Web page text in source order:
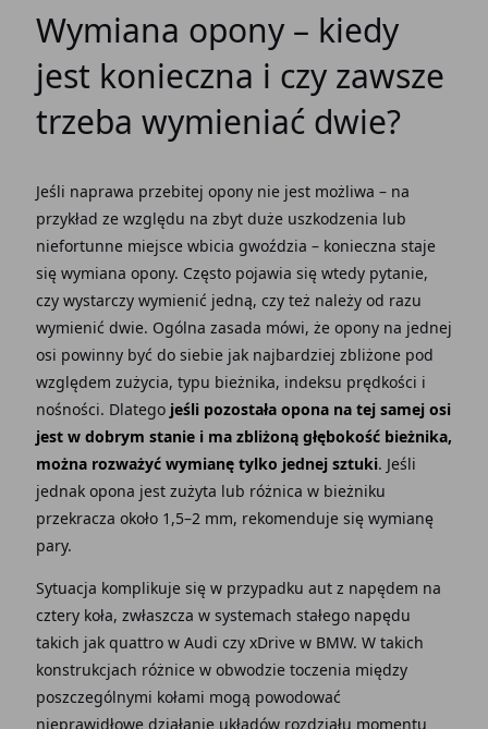
Wymiana opony – kiedy
jest konieczna i czy zawsze
trzeba wymieniać dwie?
Jeśli naprawa przebitej opony nie jest możliwa – na
przykład ze względu na zbyt duże uszkodzenia lub
niefortunne miejsce wbicia gwoździa – konieczna staje
się wymiana opony. Często pojawia się wtedy pytanie,
czy wystarczy wymienić jedną, czy też należy od razu
wymienić dwie. Ogólna zasada mówi, że opony na jednej
osi powinny być do siebie jak najbardziej zbliżone pod
względem zużycia, typu bieżnika, indeksu prędkości i
nośności. Dlategojeśli pozostała opona na tej samej osi
jest w dobrym stanie i ma zbliżoną głębokość bieżnika,
można rozważyć wymianę tylko jednej sztuki. Jeśli
jednak opona jest zużyta lub różnica w bieżniku
przekracza około 1,5–2 mm, rekomenduje się wymianę
pary.
Sytuacja komplikuje się w przypadku aut z napędem na
cztery koła, zwłaszcza w systemach stałego napędu
takich jak quattro w Audi czy xDrive w BMW. W takich
konstrukcjach różnice w obwodzie toczenia między
poszczególnymi kołami mogą powodować
nieprawidłowe działanie układów rozdziału momentu